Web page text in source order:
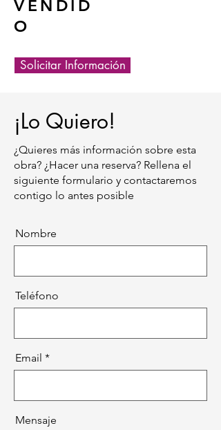
VENDID
O
Solicitar Información
¡Lo Quiero!
¿Quieres más información sobre esta
obra? ¿Hacer una reserva? Rellena el
siguiente formulario y contactaremos
contigo lo antes posible
Nombre
Teléfono
Email
Mensaje